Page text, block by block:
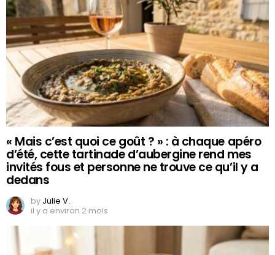
« Mais c’est quoi ce goût ? » : à chaque apéro
d’été, cette tartinade d’aubergine rend mes
invités fous et personne ne trouve ce qu’il y a
dedans
by Julie V.
il y a environ 2 mois